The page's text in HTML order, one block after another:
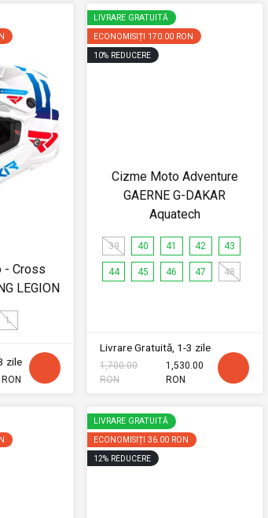
- Cross
LEGION
L
zile
LIVRARE GRATUITĂ
ECONOMISIȚI 170.00 RON
10% REDUCERE
Cizme Moto Adventure
GAERNE G-DAKAR
Aquatech
39 40 41 42 43
44 45 46 47 48
Livrare Gratuită, 1-3 zile
1,700.00
RON
1,530.00
RON
LIVRARE GRATUITĂ
ECONOMISIȚI 36.00 RON
12% REDUCERE